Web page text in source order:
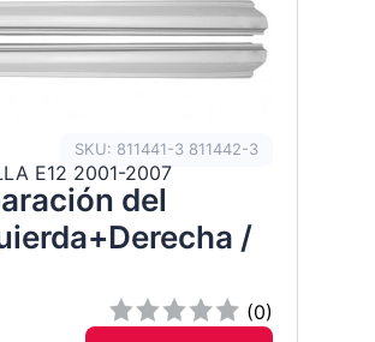
SKU: 811441-3 811442-3
E12 2001-2007
del
/
(0)